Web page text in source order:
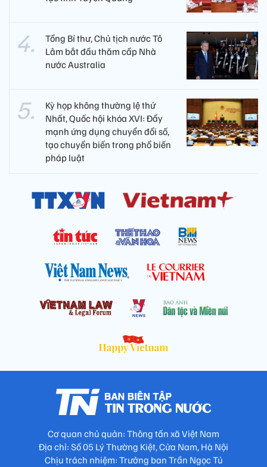
Tổng Bí thư, Chủ tịch nước Tô
Lâm bắt đầu thăm cấp Nhà
nước Australia
Kỳ họp không thường lệ thứ
Nhất, Quốc hội khóa XVI: Đẩy
mạnh ứng dụng chuyển đổi số,
tạo chuyển biến trong phổ biến
pháp luật
Cơ quan chủ quản: Thông tấn xã Việt Nam
Địa chỉ: Số 05 Lý Thường Kiệt, Cửa Nam, Hà Nội
Chịu trách nhiệm: Trưởng ban Trần Ngọc Tú